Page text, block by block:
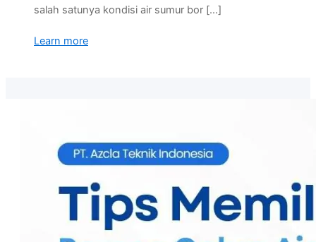
salah satunya kondisi air sumur bor […]
Learn more